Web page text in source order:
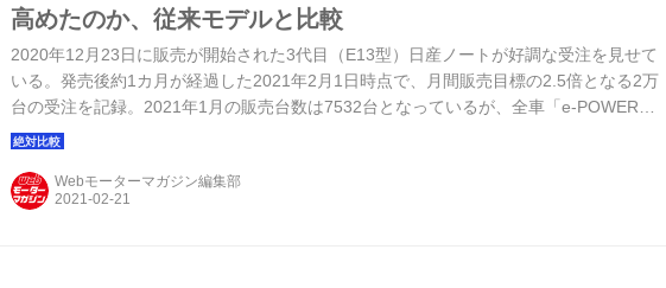
高めたのか、従来モデルと比較
2020年12月23日に販売が開始された3代目（E13型）日産ノートが好調な受注を見せて
いる。発売後約1カ月が経過した2021年2月1日時点で、月間販売目標の2.5倍となる2万
台の受注を記録。2021年1月の販売台数は7532台となっているが、全車「e-POWER」
搭載となり、実際は生産が追いつかない状況となっている。コンパクトカーとしてノー
Webモーターマガジン編集部